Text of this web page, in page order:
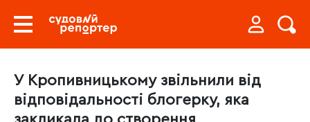
У Кропивницькому звільнили від
відповідальності блогерку, яка